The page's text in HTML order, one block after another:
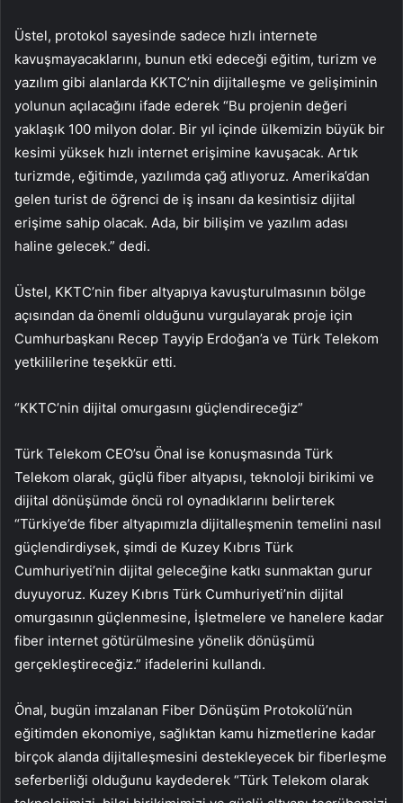
Üstel, protokol sayesinde sadece hızlı internete
kavuşmayacaklarını, bunun etki edeceği eğitim, turizm ve
yazılım gibi alanlarda KKTC’nin dijitalleşme ve gelişiminin
yolunun açılacağını ifade ederek “Bu projenin değeri
yaklaşık 100 milyon dolar. Bir yıl içinde ülkemizin büyük bir
kesimi yüksek hızlı internet erişimine kavuşacak. Artık
turizmde, eğitimde, yazılımda çağ atlıyoruz. Amerika’dan
gelen turist de öğrenci de iş insanı da kesintisiz dijital
erişime sahip olacak. Ada, bir bilişim ve yazılım adası
haline gelecek.” dedi.
Üstel, KKTC’nin fiber altyapıya kavuşturulmasının bölge
açısından da önemli olduğunu vurgulayarak proje için
Cumhurbaşkanı Recep Tayyip Erdoğan’a ve Türk Telekom
yetkililerine teşekkür etti.
“KKTC’nin dijital omurgasını güçlendireceğiz”
Türk Telekom CEO’su Önal ise konuşmasında Türk
Telekom olarak, güçlü fiber altyapısı, teknoloji birikimi ve
dijital dönüşümde öncü rol oynadıklarını belirterek
“Türkiye’de fiber altyapımızla dijitalleşmenin temelini nasıl
güçlendirdiysek, şimdi de Kuzey Kıbrıs Türk
Cumhuriyeti’nin dijital geleceğine katkı sunmaktan gurur
duyuyoruz. Kuzey Kıbrıs Türk Cumhuriyeti’nin dijital
omurgasının güçlenmesine, İşletmelere ve hanelere kadar
fiber internet götürülmesine yönelik dönüşümü
gerçekleştireceğiz.” ifadelerini kullandı.
Önal, bugün imzalanan Fiber Dönüşüm Protokolü’nün
eğitimden ekonomiye, sağlıktan kamu hizmetlerine kadar
birçok alanda dijitalleşmesini destekleyecek bir fiberleşme
seferberliği olduğunu kaydederek “Türk Telekom olarak